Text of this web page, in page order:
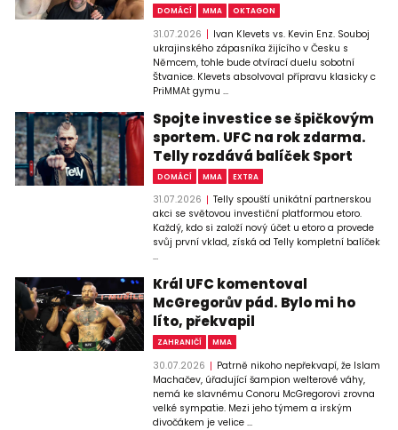
DOMÁCÍ MMA OKTAGON
31.07.2026
Ivan Klevets vs. Kevin Enz. Souboj
ukrajinského zápasníka žijícího v Česku s
Němcem, tohle bude otvírací duelu sobotní
Štvanice. Klevets absolvoval přípravu klasicky c
PriMMAt gymu ...
Spojte investice se špičkovým
sportem. UFC na rok zdarma.
Telly rozdává balíček Sport
DOMÁCÍ MMA EXTRA
31.07.2026
Telly spouští unikátní partnerskou
akci se světovou investiční platformou etoro.
Každý, kdo si založí nový účet u etoro a provede
svůj první vklad, získá od Telly kompletní balíček
...
Král UFC komentoval
McGregorův pád. Bylo mi ho
líto, překvapil
ZAHRANIČÍ MMA
30.07.2026
Patrně nikoho nepřekvapí, že Islam
Machačev, úřadující šampion welterové váhy,
nemá ke slavnému Conoru McGregorovi zrovna
velké sympatie. Mezi jeho týmem a irským
divočákem je velice ...